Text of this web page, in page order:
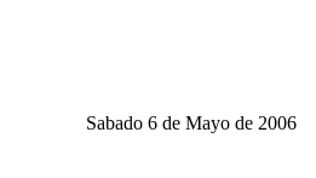
Sabado 6 de Mayo de 2006